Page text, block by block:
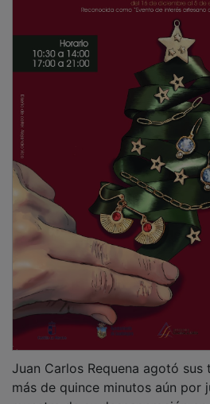
más de quince minutos aún por
muestra de su desesperación